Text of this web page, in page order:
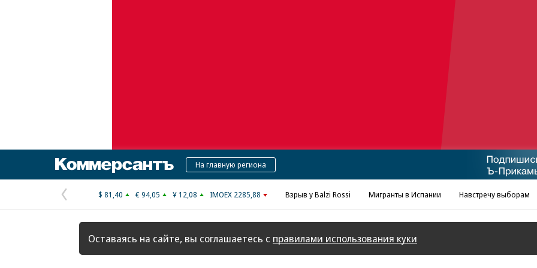
КоммерсантъНа главную региона
Предыдущая
страница
$ 81,40 € 94,05 ¥ 12,08 IMOEX 2285,88 Взрыв у Balzi Rossi Мигранты в Испании Навстречу выборам
Оставаясь на сайте, вы соглашаетесь с правилами использования куки